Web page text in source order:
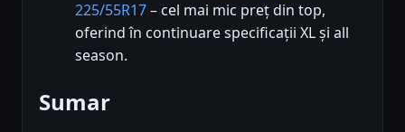
225/55R17– cel mai mic preț din top,
oferind în continuare specificații XL și all
season.
Sumar